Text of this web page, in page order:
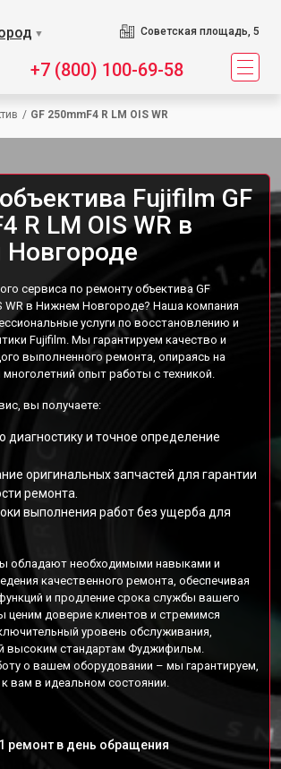
▼ Советская площадь, 5
+7 (800) 100-69-58
/ GF 250mmF4 R LM OIS WR
Fujifilm GF
R LM OIS WR в
сервиса по ремонту объектива GF
WR в Нижнем Новгороде? Наша компания
услуги по восстановлению и
Fujifilm. Мы гарантируем качество и
выполненного ремонта, опираясь на
многолетний опыт работы с техникой.
вы получаете:
диагностику и точное определение
оригинальных запчастей для гарантии
ремонта.
выполнения работ без ущерба для
обладают необходимыми навыками и
качественного ремонта, обеспечивая
и продление срока службы вашего
ценим доверие клиентов и стремимся
уровень обслуживания,
высоким стандартам Фуджифильм.
о вашем оборудовании – мы гарантируем,
вам в идеальном состоянии.
ремонт в день обращения